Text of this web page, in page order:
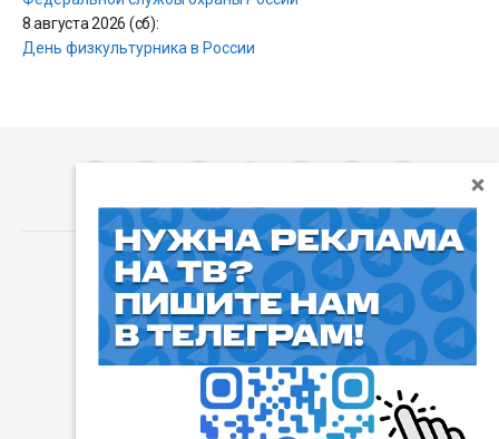
8 августа 2026 (сб):
День физкультурника в России